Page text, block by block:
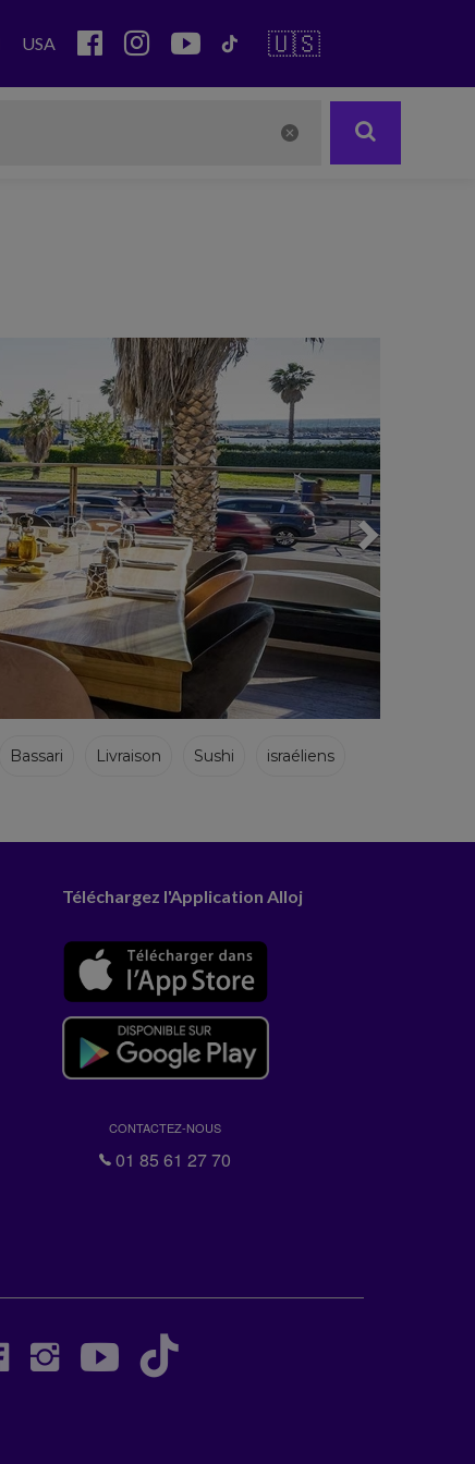
USA 🇺🇸
Bassari Livraison Sushi israéliens
Téléchargez l'Application Alloj
CONTACTEZ-NOUS
01 85 61 27 70